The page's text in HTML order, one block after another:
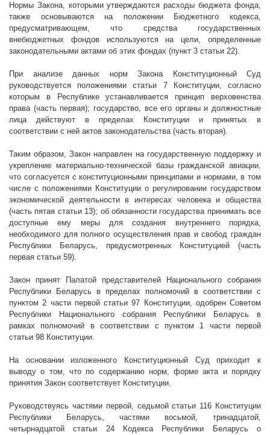
Нормы Закона, которыми утверждаются расходы бюджета фонда,
также основываются на положении Бюджетного кодекса,
предусматривающем, что средства государственных
внебюджетных фондов используются на цели, определенные
законодательными актами об этих фондах (пункт 3 статьи 22).
При анализе данных норм Закона Конституционный Суд
руководствуется положениями статьи 7 Конституции, согласно
которым в Республике устанавливается принцип верховенства
права (часть первая); государство, все его органы и должностные
лица действуют в пределах Конституции и принятых в
соответствии с ней актов законодательства (часть вторая).
Таким образом, Закон направлен на государственную поддержку и
укрепление материально-технической базы гражданской авиации,
что согласуется с конституционными принципами и нормами, в том
числе с положениями Конституции о регулировании государством
экономической деятельности в интересах человека и общества
(часть пятая статьи 13); об обязанности государства принимать все
доступные ему меры для создания внутреннего порядка,
необходимого для полного осуществления прав и свобод граждан
Республики Беларусь, предусмотренных Конституцией (часть
первая статьи 59).
Закон принят Палатой представителей
Национального собрания
Республики Беларусь в пределах полномочий в соответствии с
пунктом 2 части первой статьи 97 Конституции, одобрен Советом
Республики Национального собрания Республики Беларусь в
рамках полномочий в соответствии с пунктом 1 части первой
статьи 98 Конституции.
На основании изложенного Конституционный Суд приходит к
выводу о том, что по содержанию норм, форме акта и порядку
принятия Закон соответствует Конституции.
Руководствуясь частями первой, седьмой статьи 116 Конституции
Республики Беларусь, частями восьмой, тринадцатой,
четырнадцатой статьи 24 Кодекса Республики Беларусь о